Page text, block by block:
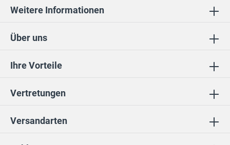
Ihre Vorteile
Vertretungen
Über uns
Weitere Informationen
Versandarten